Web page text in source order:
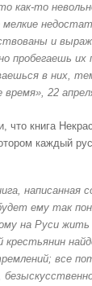
как-то
и
пробегаешь их
в них,
22
что книга
каждый
написанная
ему так
на Руси
все